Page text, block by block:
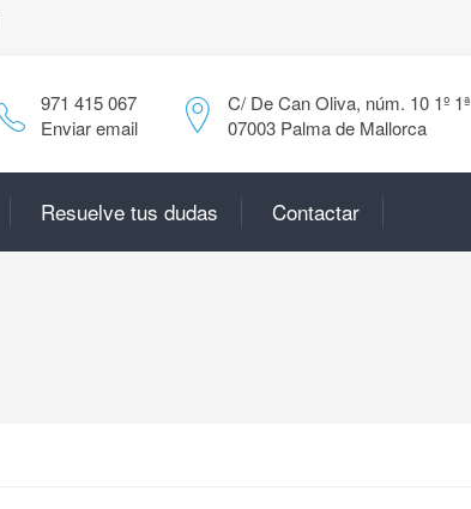
C/ De Can Oliva, núm. 10 1º 1ª
07003 Palma de Mallorca
971 415 067
Enviar email
Resuelve tus dudas Contactar